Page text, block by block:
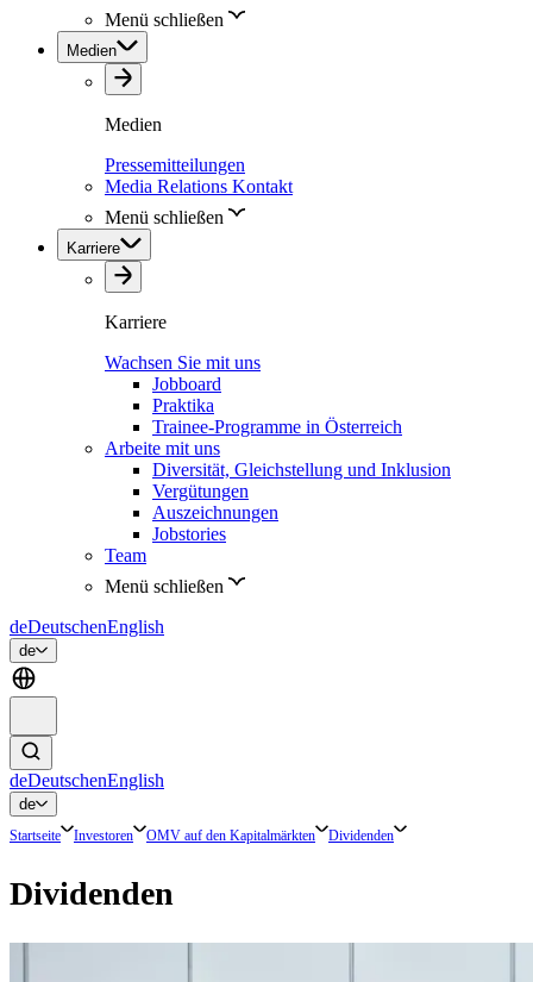
Menü schließen
Medien
Medien
Pressemitteilungen
Media Relations Kontakt
Menü schließen
Karriere
Karriere
Wachsen Sie mit uns
Jobboard
Praktika
Trainee-Programme in Österreich
Arbeite mit uns
Diversität, Gleichstellung und Inklusion
Vergütungen
Auszeichnungen
Jobstories
Team
Menü schließen
deDeutschenEnglish
de
deDeutschenEnglish
de
Startseite Investoren OMV auf den Kapitalmärkten Dividenden
Dividenden